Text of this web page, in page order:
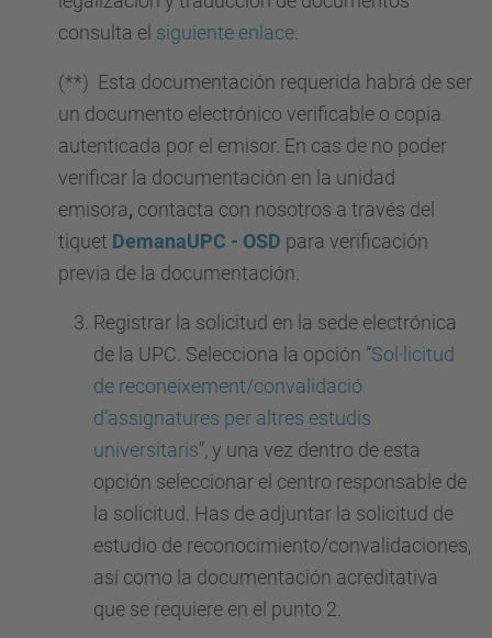
consulta el siguiente enlace
(**) Esta documentación requerida habrá de ser
un documento electrónico verificable o copia
autenticada por el emisor. En cas de no poder
verificar la documentación en la unidad
emisora, contacta con nosotros a través del
tiquet DemanaUPC - OSD para verificación
previa de la documentación.
Registrar la solicitud en la sede electrónica
de la UPC. Selecciona la opción ”Sol·licitud
de reconeixement/convalidació
d’assignatures per altres estudis
universitaris”, y una vez dentro de esta
opción seleccionar el centro responsable de
la solicitud. Has de adjuntar la solicitud de
estudio de reconocimiento/convalidaciones,
así como la documentación acreditativa
que se requiere en el punto 2.